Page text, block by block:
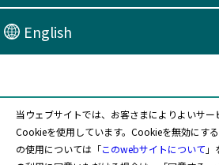
English
〒726-0013 広島県府中市
TEL：0847-45-3530
当ウェブサイトでは、お客さまによりよいサー
Cookieを使用しています。Cookieを無効にす
の使用については「このwebサイトについて